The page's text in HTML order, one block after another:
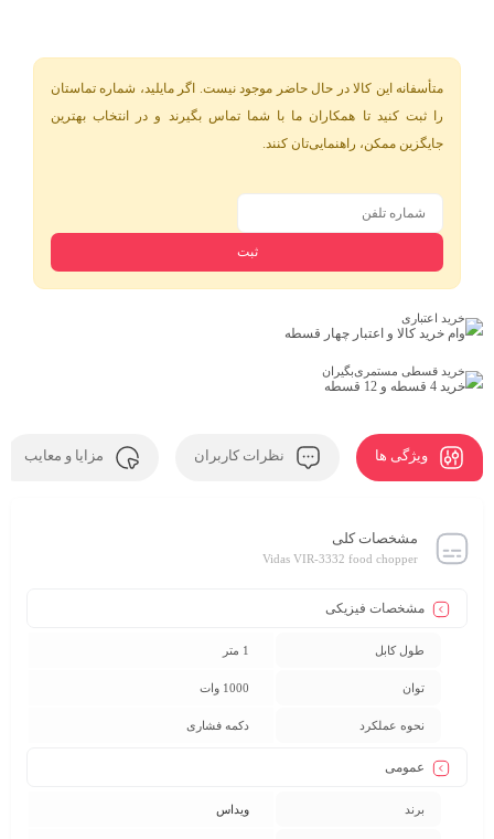
متأسفانه این کالا در حال حاضر موجود نیست. اگر مایلید، شماره تماستان
را ثبت کنید تا همکاران ما با شما تماس بگیرند و در انتخاب بهترین
جایگزین ممکن، راهنمایی‌تان کنند.
خرید اعتباری
وام خرید کالا و اعتبار چهار قسطه
خرید قسطی مستمری‌بگیران
خرید 4 قسطه و 12 قسطه
ویژگی ها نظرات کاربران مزایا و معایب
مشخصات کلی
Vidas VIR-3332 food chopper
مشخصات فیزیکی
طول کابل 1 متر
توان 1000 وات
نحوه عملکرد دکمه فشاری
عمومی
برند ویداس